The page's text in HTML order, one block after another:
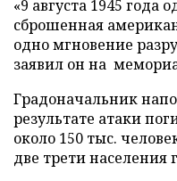
«9 августа 1945 года
сброшенная
одно мгновение
заявил он на
Градоначальник
результате атаки
около 150 тыс.
две трети населения